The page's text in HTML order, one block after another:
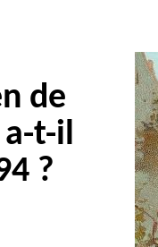
de
t-il
?